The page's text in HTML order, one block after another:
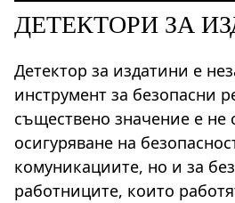
ДЕТЕКТОРИ ЗА
Детектор за издатини е
инструмент за безопасни
съществено значение е не
осигуряване на
комуникациите, но и за
работниците, които